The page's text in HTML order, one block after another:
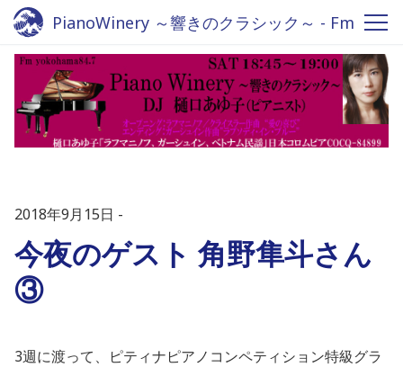
PianoWinery ～響きのクラシック～ - Fm
yokohama 84.7
2018年9月15日
今夜のゲスト 角野隼斗さん
③
3週に渡って、ピティナピアノコンペティション特級グラ